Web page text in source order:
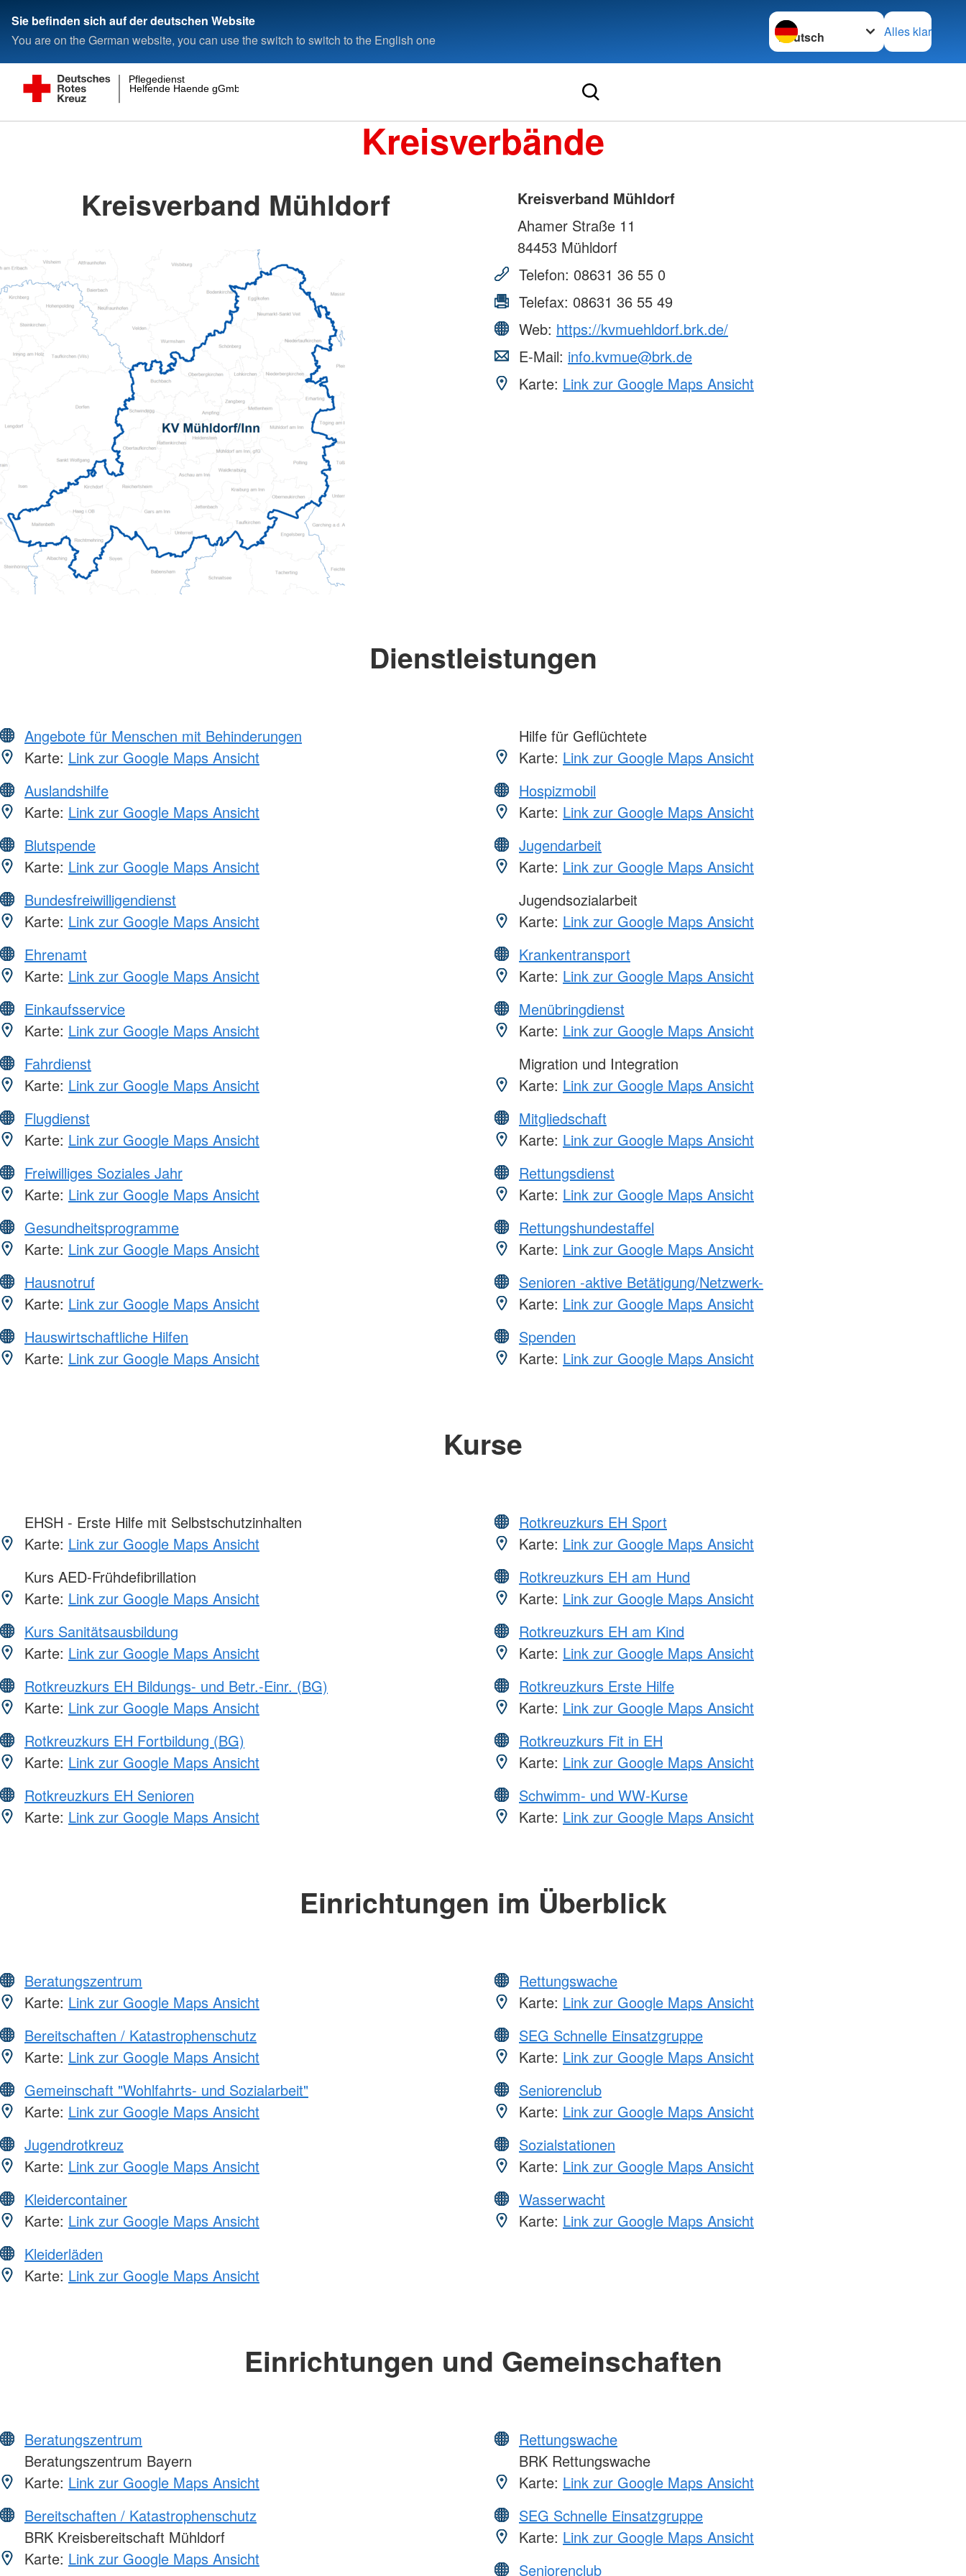
Sie befinden sich auf der deutschen Website
You are on the German website, you can use the switch to switch to the English one
Sprache wechseln zu
Alles klar
Helfende Haende gGmbH
Pflegedienst
Kreisverbände
Kreisverband Mühldorf
Kreisverband Mühldorf
Ahamer Straße 11
84453 Mühldorf
Telefon: 08631 36 55 0
Telefax: 08631 36 55 49
Web: https://kvmuehldorf.brk.de/
E-Mail: info.kvmue@brk.de
Karte: Link zur Google Maps Ansicht
Dienstleistungen
Angebote für Menschen mit Behinderungen
Karte: Link zur Google Maps Ansicht
Auslandshilfe
Karte: Link zur Google Maps Ansicht
Blutspende
Karte: Link zur Google Maps Ansicht
Bundesfreiwilligendienst
Karte: Link zur Google Maps Ansicht
Ehrenamt
Karte: Link zur Google Maps Ansicht
Einkaufsservice
Karte: Link zur Google Maps Ansicht
Fahrdienst
Karte: Link zur Google Maps Ansicht
Flugdienst
Karte: Link zur Google Maps Ansicht
Freiwilliges Soziales Jahr
Karte: Link zur Google Maps Ansicht
Gesundheitsprogramme
Karte: Link zur Google Maps Ansicht
Hausnotruf
Karte: Link zur Google Maps Ansicht
Hauswirtschaftliche Hilfen
Karte: Link zur Google Maps Ansicht
Hilfe für Geflüchtete
Karte: Link zur Google Maps Ansicht
Hospizmobil
Karte: Link zur Google Maps Ansicht
Jugendarbeit
Karte: Link zur Google Maps Ansicht
Jugendsozialarbeit
Karte: Link zur Google Maps Ansicht
Krankentransport
Karte: Link zur Google Maps Ansicht
Menübringdienst
Karte: Link zur Google Maps Ansicht
Migration und Integration
Karte: Link zur Google Maps Ansicht
Mitgliedschaft
Karte: Link zur Google Maps Ansicht
Rettungsdienst
Karte: Link zur Google Maps Ansicht
Rettungshundestaffel
Karte: Link zur Google Maps Ansicht
Senioren -aktive Betätigung/Netzwerk-
Karte: Link zur Google Maps Ansicht
Spenden
Karte: Link zur Google Maps Ansicht
Kurse
EHSH - Erste Hilfe mit Selbstschutzinhalten
Karte: Link zur Google Maps Ansicht
Kurs AED-Frühdefibrillation
Karte: Link zur Google Maps Ansicht
Kurs Sanitätsausbildung
Karte: Link zur Google Maps Ansicht
Rotkreuzkurs EH Bildungs- und Betr.-Einr. (BG)
Karte: Link zur Google Maps Ansicht
Rotkreuzkurs EH Fortbildung (BG)
Karte: Link zur Google Maps Ansicht
Rotkreuzkurs EH Senioren
Karte: Link zur Google Maps Ansicht
Rotkreuzkurs EH Sport
Karte: Link zur Google Maps Ansicht
Rotkreuzkurs EH am Hund
Karte: Link zur Google Maps Ansicht
Rotkreuzkurs EH am Kind
Karte: Link zur Google Maps Ansicht
Rotkreuzkurs Erste Hilfe
Karte: Link zur Google Maps Ansicht
Rotkreuzkurs Fit in EH
Karte: Link zur Google Maps Ansicht
Schwimm- und WW-Kurse
Karte: Link zur Google Maps Ansicht
Einrichtungen im Überblick
Beratungszentrum
Karte: Link zur Google Maps Ansicht
Bereitschaften / Katastrophenschutz
Karte: Link zur Google Maps Ansicht
Gemeinschaft "Wohlfahrts- und Sozialarbeit"
Karte: Link zur Google Maps Ansicht
Jugendrotkreuz
Karte: Link zur Google Maps Ansicht
Kleidercontainer
Karte: Link zur Google Maps Ansicht
Kleiderläden
Karte: Link zur Google Maps Ansicht
Rettungswache
Karte: Link zur Google Maps Ansicht
SEG Schnelle Einsatzgruppe
Karte: Link zur Google Maps Ansicht
Seniorenclub
Karte: Link zur Google Maps Ansicht
Sozialstationen
Karte: Link zur Google Maps Ansicht
Wasserwacht
Karte: Link zur Google Maps Ansicht
Einrichtungen und Gemeinschaften
Beratungszentrum
Beratungszentrum Bayern
Karte: Link zur Google Maps Ansicht
Bereitschaften / Katastrophenschutz
BRK Kreisbereitschaft Mühldorf
Karte: Link zur Google Maps Ansicht
Rettungswache
BRK Rettungswache
Karte: Link zur Google Maps Ansicht
SEG Schnelle Einsatzgruppe
Karte: Link zur Google Maps Ansicht
Seniorenclub